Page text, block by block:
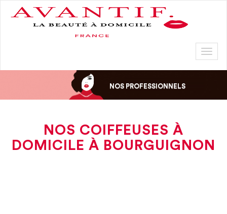
NOS PROFESSIONNELS
NOS COIFFEUSES À
DOMICILE À BOURGUIGNON